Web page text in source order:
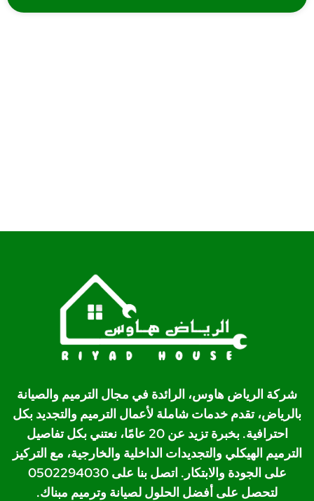
شركة الرياض هاوس، الرائدة في مجال الترميم والصيانة
بالرياض، تقدم خدمات شاملة لأعمال الترميم والتجديد بكل
احترافية. بخبرة تزيد عن 20 عامًا، نعتني بكل تفاصيل
الترميم الهيكلي والتجديدات الداخلية والخارجية، مع التركيز
على الجودة والابتكار. اتصل بنا على 0502294030
لتحصل على أفضل الحلول لصيانة وترميم مبناك.